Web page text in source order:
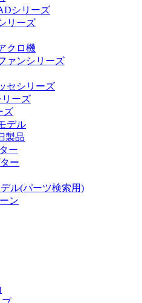
シリーズ
リーズ
クロ機
ァンシリーズ
セシリーズ
ーズ
ズ
デル
製品
ー
ー
ル(パーツ検索用)
ン